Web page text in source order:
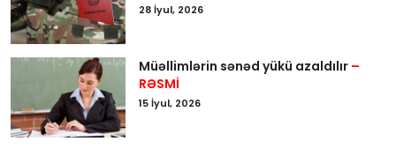
28 İyul, 2026
Müəllimlərin sənəd yükü azaldılır –
RƏSMİ
15 İyul, 2026